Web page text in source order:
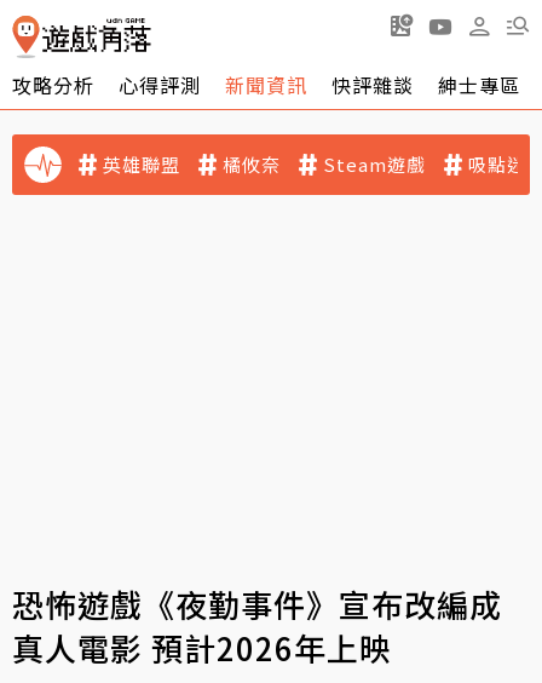
攻略分析 心得評測 新聞資訊 快評雜談 紳士專區
英雄聯盟 橘攸奈 Steam遊戲 吸點迷
恐怖遊戲《夜勤事件》宣布改編成
真人電影 預計2026年上映